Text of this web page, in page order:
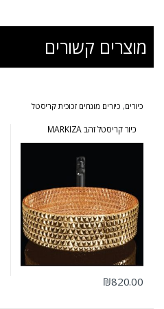
מוצרים קשורים
כיורים, כיורים מונחים זכוכית קריסטל
כיור קריסטל זהב MARKIZA
₪820.00